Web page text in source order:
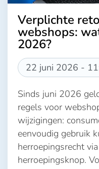
Verplichte
webshops:
2026?
22 juni 2026 -
Sinds juni 2026
regels voor
wijzigingen:
eenvoudig gebruik
herroepingsrecht
herroepingsknop.